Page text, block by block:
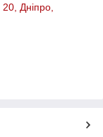
Дніпро,